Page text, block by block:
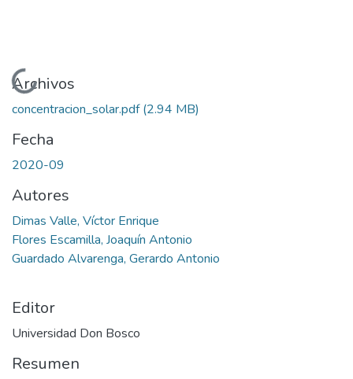
Cargando...
Archivos
concentracion_solar.pdf(2.94 MB)
Fecha
2020-09
Autores
Dimas Valle, Víctor Enrique
Flores Escamilla, Joaquín Antonio
Guardado Alvarenga, Gerardo Antonio
Editor
Universidad Don Bosco
Resumen